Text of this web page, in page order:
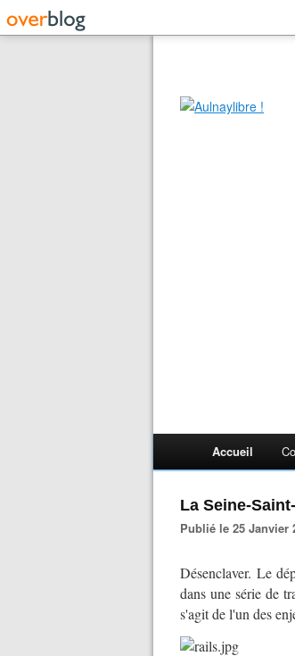
Accueil
La Seine-
Publié le 25 Janvier
Désenclaver. Le
dans une série de
s'agit de l'un des